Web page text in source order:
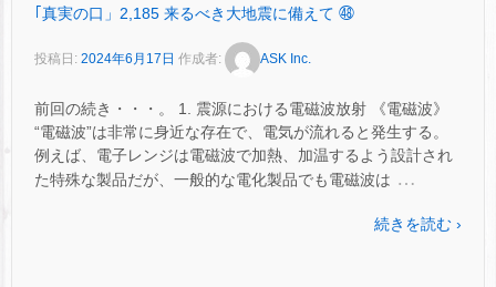
｢真実の口」2,185 来るべき大地震に備えて ㊽
投稿日: 2024年6月17日 作成者: ASK Inc.
前回の続き・・・。 1. 震源における電磁波放射 《電磁波》
“電磁波”は非常に身近な存在で、電気が流れると発生する。
例えば、電子レンジは電磁波で加熱、加温するよう設計され
た特殊な製品だが、一般的な電化製品でも電磁波は …
続きを読む ›